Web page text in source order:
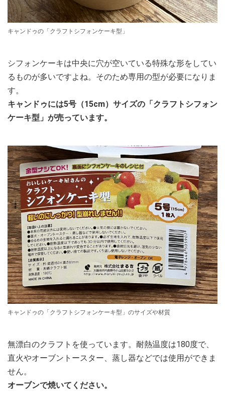
キャンドゥの「クラフトシフォンケーキ型」
シフォンケーキは中央に穴が空いている特殊な形をしてい
るものが多いですよね。そのため専用の型が必要になりま
す。
キャンドゥには5号（15cm）サイズの「クラフトシフォン
ケーキ型」が売っています。
キャンドゥの「クラフトシフォンケーキ型」のサイズや材質
無漂白のクラフトを使っています。耐熱温度は180度で、
直火やオーブントースター、蒸し器などでは使用ができま
せん。
オーブンで焼いてください。